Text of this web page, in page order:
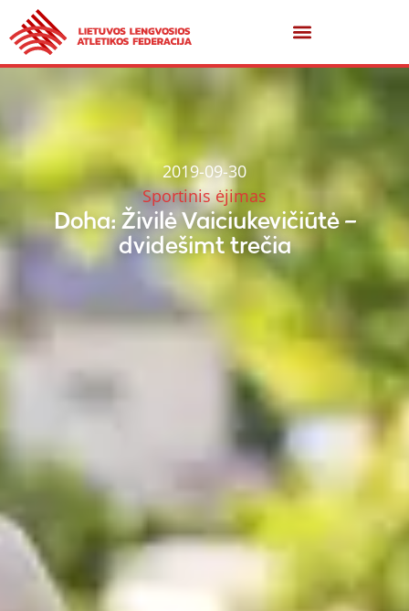
2019-09-30
Sportinis ėjimas
Doha: Živilė Vaiciukevičiūtė –
dvidešimt trečia